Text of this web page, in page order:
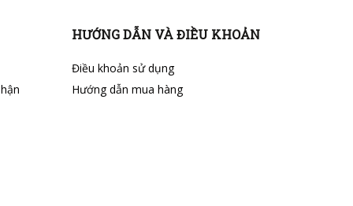
HƯỚNG DẪN VÀ ĐIỀU KHOẢN
Điều khoản sử dụng
Hướng dẫn mua hàng